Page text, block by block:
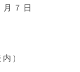
７日
）